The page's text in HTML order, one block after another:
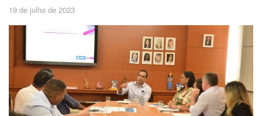
19 de julho de 2023